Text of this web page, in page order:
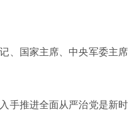
国家主席、中央军委主
推进全面从严治党是新